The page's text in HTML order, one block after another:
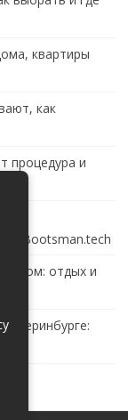
квартиры
как
процедура и
Bootsman.tech
отдых и